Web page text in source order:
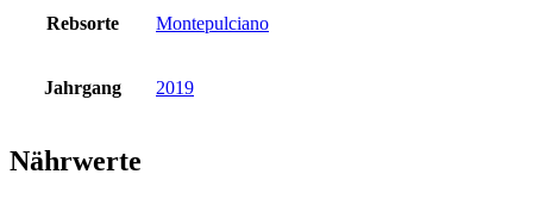
Rebsorte Montepulciano
Jahrgang 2019
Nährwerte